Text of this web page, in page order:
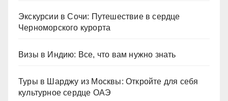
Экскурсии в Сочи: Путешествие в сердце
Черноморского курорта
Визы в Индию: Все, что вам нужно знать
Туры в Шарджу из Москвы: Откройте для себя
культурное сердце ОАЭ